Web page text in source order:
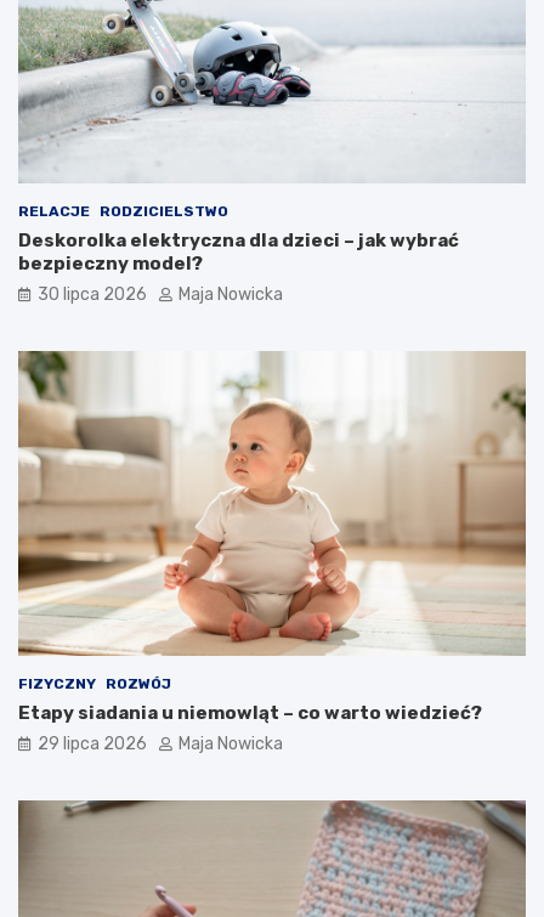
RELACJE RODZICIELSTWO
Deskorolka elektryczna dla dzieci – jak wybrać
bezpieczny model?
30 lipca 2026 Maja Nowicka
FIZYCZNY ROZWÓJ
Etapy siadania u niemowląt – co warto wiedzieć?
29 lipca 2026 Maja Nowicka